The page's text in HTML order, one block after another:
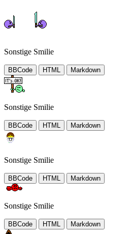
Sonstige Smilie
BBCode HTML Markdown
Sonstige Smilie
BBCode HTML Markdown
Sonstige Smilie
BBCode HTML Markdown
Sonstige Smilie
BBCode HTML Markdown